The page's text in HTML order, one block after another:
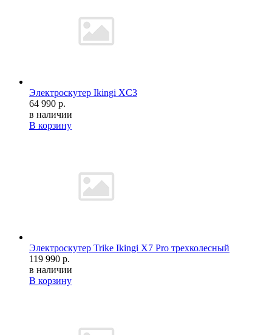
Электроскутер Ikingi XC3
64 990 р.
в наличии
В корзину
Электроскутер Trike Ikingi X7 Pro трехколесный
119 990 р.
в наличии
В корзину